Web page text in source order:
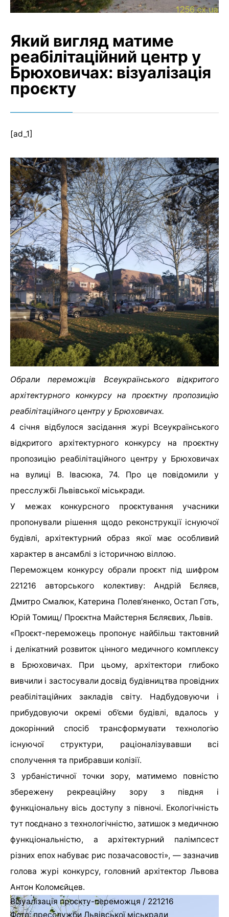
Який вигляд матиме
реабілітаційний центр у
Брюховичах: візуалізація
проєкту
[ad_1]
Обрали переможців Всеукраїнського відкритого
архітектурного конкурсу на проєктну пропозицію
реабілітаційного центру у Брюховичах.
4 січня відбулося засідання журі Всеукраїнського
відкритого архітектурного конкурсу на проєктну
пропозицію реабілітаційного центру у Брюховичах
на вулиці В. Івасюка, 74. Про це повідомили у
пресслужбі Львівської міськради.
У межах конкурсного проєктування учасники
пропонували рішення щодо реконструкції існуючої
будівлі, архітектурний образ якої має особливий
характер в ансамблі з історичною віллою.
Переможцем конкурсу обрали проєкт під шифром
221216 авторського колективу: Андрій Бєляєв,
Дмитро Смалюк, Катерина Полев‘яненко, Остап Готь,
Юрій Томищ/ Проєктна Майстерня Бєляєвих, Львів.
«Проєкт-переможець пропонує найбільш тактовний
і делікатний розвиток цінного медичного комплексу
в Брюховичах. При цьому, архітектори глибоко
вивчили і застосували досвід будівництва провідних
реабілітаційних закладів світу. Надбудовуючи і
прибудовуючи окремі об’єми будівлі, вдалось у
докорінний спосіб трансформувати технологію
існуючої структури, раціоналізувавши всі
сполучення та прибравши колізії.
З урбаністичної точки зору, матимемо повністю
збережену рекреаційну зору з півдня і
функціональну вісь доступу з півночі. Екологічність
тут поєднано з технологічністю, затишок з медичною
функціональністю, а архітектурний палімпсест
різних епох набуває рис позачасовості», — зазначив
голова журі конкурсу, головний архітектор Львова
Антон Коломєйцев.
Візуалізація проєкту-переможця / 221216
Фото: пресслужби Львівської міськради